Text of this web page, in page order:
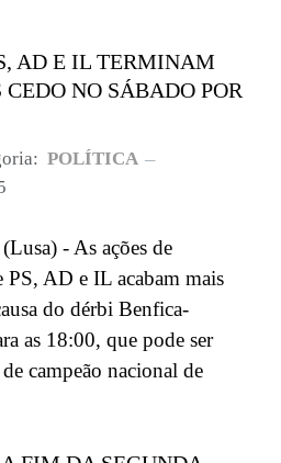
AD E IL TERMINAM
NO SÁBADO POR
POLÍTICA
- As ações de
PS, AD e IL acabam mais
do dérbi Benfica-
as 18:00, que pode ser
campeão nacional de